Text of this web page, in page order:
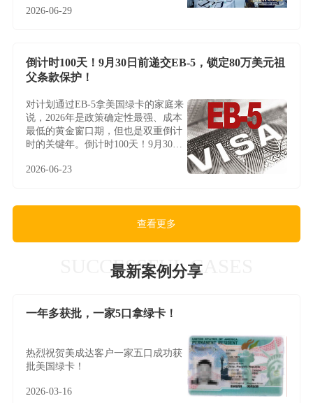
2026-06-29
倒计时100天！9月30日前递交EB-5，锁定80万美元祖
父条款保护！
对计划通过EB-5拿美国绿卡的家庭来
说，2026年是政策确定性最强、成本
最低的黄金窗口期，但也是双重倒计
时的关键年。倒计时100天！9月30日
保护！
2026-06-23
查看更多
SUCCESSFUL CASES
最新案例分享
一年多获批，一家5口拿绿卡！
热烈祝贺美成达客户一家五口成功获
批美国绿卡！
2026-03-16